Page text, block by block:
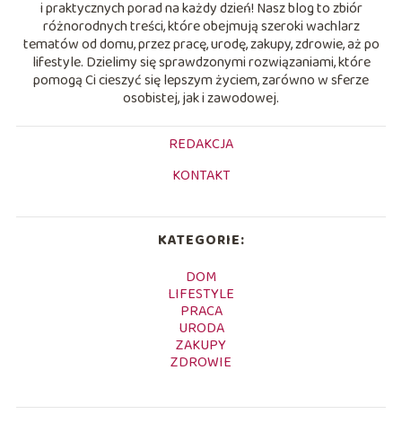
i praktycznych porad na każdy dzień! Nasz blog to zbiór
różnorodnych treści, które obejmują szeroki wachlarz
tematów od domu, przez pracę, urodę, zakupy, zdrowie, aż po
lifestyle. Dzielimy się sprawdzonymi rozwiązaniami, które
pomogą Ci cieszyć się lepszym życiem, zarówno w sferze
osobistej, jak i zawodowej.
REDAKCJA
KONTAKT
KATEGORIE:
DOM
LIFESTYLE
PRACA
URODA
ZAKUPY
ZDROWIE